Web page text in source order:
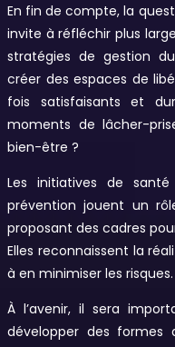
En fin de compte, la
invite à réfléchir plus
stratégies de gestion
créer des espaces de
fois satisfaisants et
moments de lâcher-
bien-être ?
Les initiatives de
prévention jouent un
proposant des cadres
Elles reconnaissent la
à en minimiser les risques.
À l’avenir, il sera
développer des formes